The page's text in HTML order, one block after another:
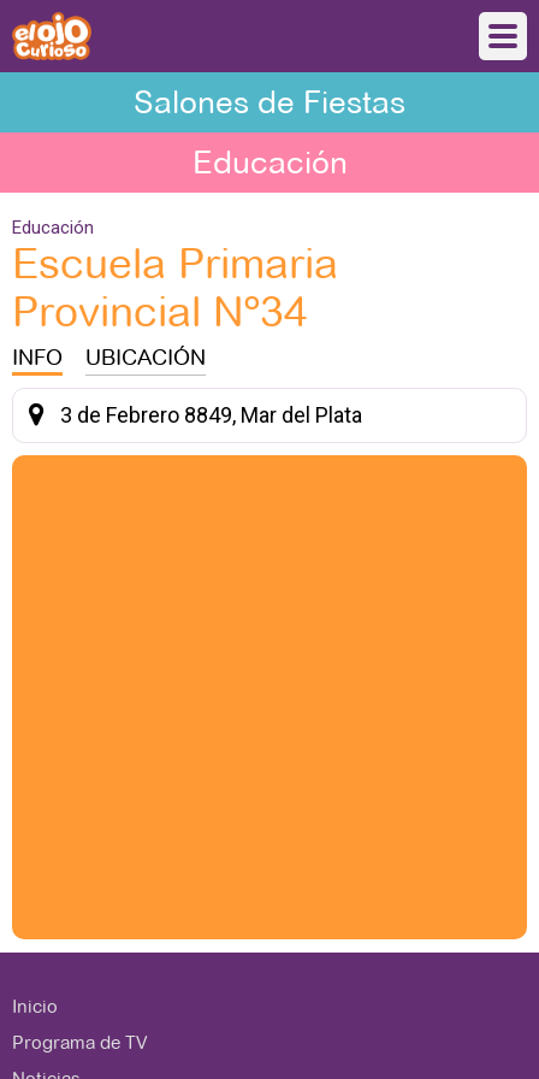
Salones de Fiestas
Educación
Educación
Escuela Primaria
Provincial Nº34
INFO UBICACIÓN
3 de Febrero 8849, Mar del Plata
Inicio
Programa de TV